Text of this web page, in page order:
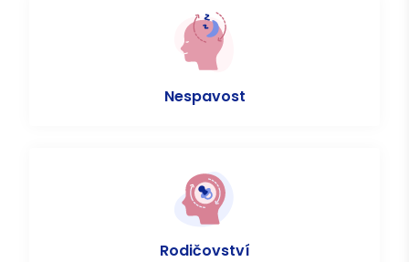
Nespavost
Rodičovství